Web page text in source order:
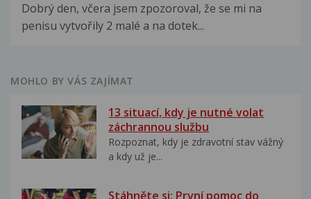
Dobrý den, včera jsem zpozoroval, že se mi na
penisu vytvořily 2 malé a na dotek...
MOHLO BY VÁS ZAJÍMAT
13 situací, kdy je nutné volat
záchrannou službu
Rozpoznat, kdy je zdravotní stav vážný
a kdy už je...
Stáhněte si: První pomoc do